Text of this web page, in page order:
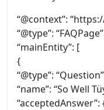
“@context”:
“@type”:
“mainEntity”: [
{
“@type”:
“name”: “So Well
“acceptedAnswer”: